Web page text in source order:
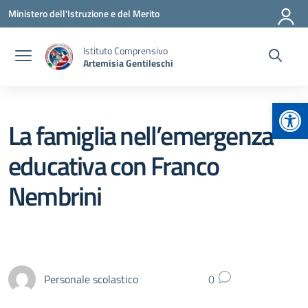
Vai ai contenuti
Vai al menu di navigazione
Vai al footer
Ministero dell'Istruzione e del Merito
Istituto Comprensivo
Artemisia Gentileschi
La famiglia nell’emergenza
educativa con Franco
Nembrini
Personale scolastico 0